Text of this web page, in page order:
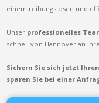
einem reibungslosen und
Unser professionelles
schnell von Hannover an
Sichern Sie sich jetzt
sparen Sie bei einer